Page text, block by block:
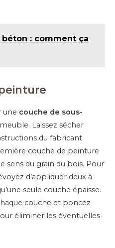
béton : comment ça
une couche de sous-
Laissez sécher
du fabricant.
couche de peinture
sens du grain du bois. Pour
d’appliquer deux à
seule couche épaisse.
couche et poncez
éliminer les éventuelles